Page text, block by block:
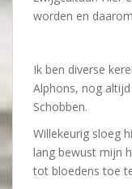
worden en
Ik ben diverse
Alphons, nog
Schobben.
Willekeurig sloeg
lang bewust mijn
tot bloedens toe